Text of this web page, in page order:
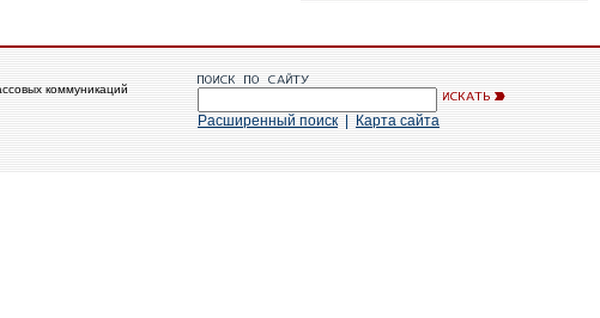
коммуникаций
Расширенный поиск Карта сайта